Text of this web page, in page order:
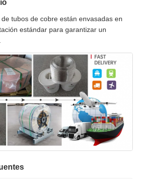
tubos de cobre están envasadas en
estándar para garantizar un